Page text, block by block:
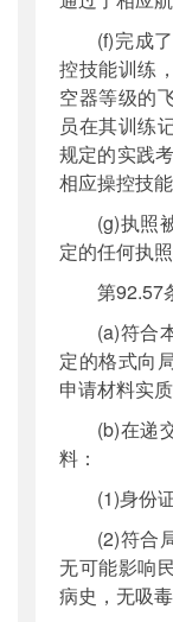
(f)完成
控技能训练
空器等级的
员在其训练
规定的实践
相应操控技
(g)执照
定的任何执照
第92.57
(a)符合
定的格式向
申请材料实
(b)在递
料：
(1)身份
(2)符合
无可能影响
病史，无吸毒